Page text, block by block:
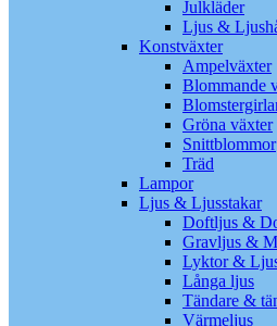
Julkläder
Ljus &
Konstväxter
Ampelväxter
Blommande
Gröna växter
Snittblommor
Träd
Lampor
Ljus & Ljusstakar
Doftljus &
Gravljus &
Lyktor &
Långa ljus
Tändare &
Värmeljus